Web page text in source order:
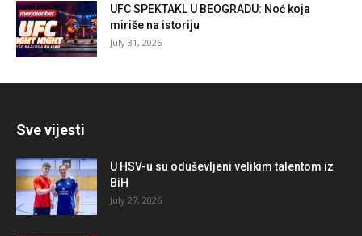
UFC SPEKTAKL U BEOGRADU: Noć koja
miriše na istoriju
July 31, 2026
Sve vijesti
U HSV-u su oduševljeni velikim talentom iz
BiH
July 27, 2026